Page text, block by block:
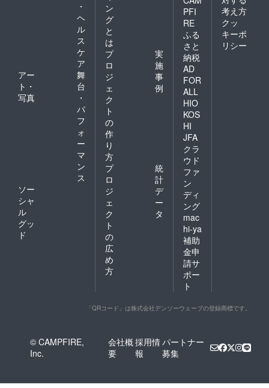
・
ヘ
ル
ス
ケ
ア
アー
ト・
写真
舞
台
・
パ
フ
ォ
ー
マ
ン
ス
ソー
シャ
ル
グッ
ド
ン
グ
と
は
プ
ロ
ジ
ェ
ク
ト
の
作
り
方
実
施
事
例
プ
ロ
ジ
ェ
ク
ト
の
広
め
方
統
計
デ
ー
タ
PFI
RE
ふる
さと
納税
AD
FOR
ALL
HIO
KOS
HI
JFA
クラ
ウド
ファ
ン
ディ
ング
mac
hi-ya
補助
金申
請サ
ポー
ト
考え方
クッ
キーポ
リシー
「QRコード」は株式会社デンソーウェーブの登録商標です。
© CAMPFIRE,
Inc.
会社概
要
採用情
報
パートナー
募集